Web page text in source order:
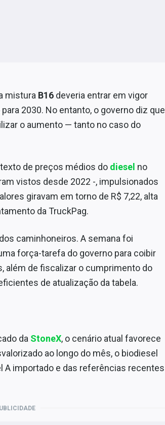
mistura B16 deveria entrar em vigor
2030. No entanto, o governo diz que
o aumento — tanto no caso do
de preços médios do diesel no
vistos desde 2022 -, impulsionados
giravam em torno de R$ 7,22, alta
da TruckPag.
caminhoneiros. A semana foi
força-tarefa do governo para coibir
além de fiscalizar o cumprimento do
de atualização da tabela.
da StoneX, o cenário atual favorece
ao longo do mês, o biodiesel
A importado e das referências recentes